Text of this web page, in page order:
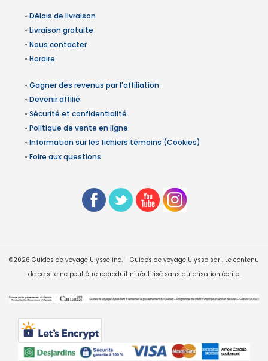
» Délais de livraison
» Livraison gratuite
» Nous contacter
» Horaire
» Gagner des revenus par l'affiliation
» Devenir affilié
» Sécurité et confidentialité
» Politique de vente en ligne
» Information sur les fichiers témoins (Cookies)
» Foire aux questions
©2026 Guides de voyage Ulysse inc. - Guides de voyage Ulysse sarl. Le contenu
de ce site ne peut être reproduit ni réutilisé sans autorisation écrite.